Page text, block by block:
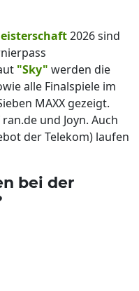
2026 sind
"Sky" werden die
alle Finalspiele im
MAXX gezeigt.
und Joyn. Auch
der Telekom) laufen
bei der